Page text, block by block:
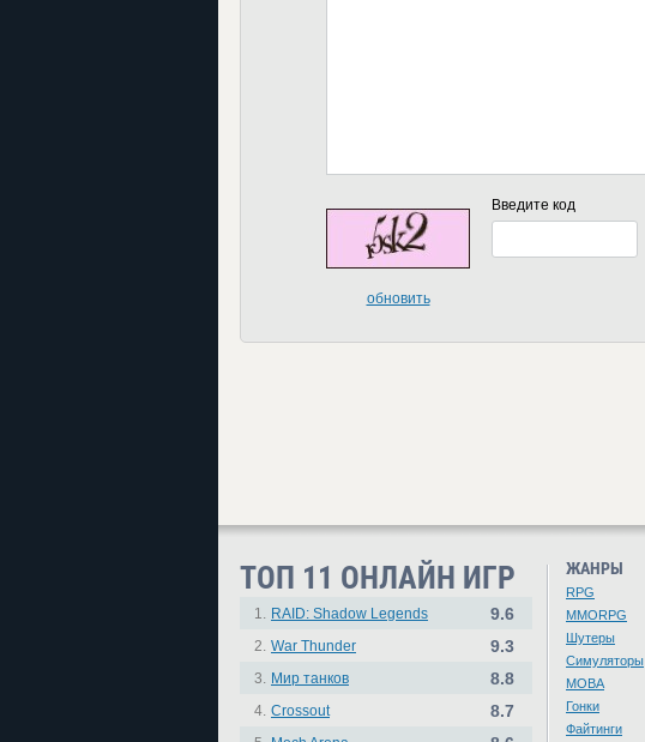
обновить
Введите код
ТОП 11 ОНЛАЙН ИГР
1. RAID: Shadow Legends 9.6
2. War Thunder 9.3
3. Мир танков 8.8
4. Crossout 8.7
ЖАНРЫ
RPG
MMORPG
Шутеры
Симуляторы
MOBA
Гонки
Файтинги